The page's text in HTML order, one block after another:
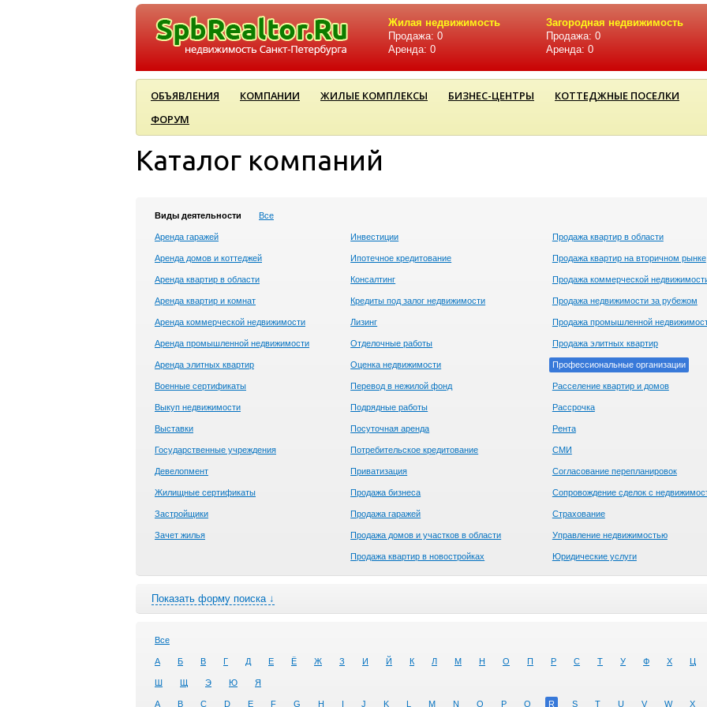
Жилая недвижимость
Продажа: 0
Аренда: 0
Загородная недвижимость
Продажа: 0
Аренда: 0
ОБЪЯВЛЕНИЯ КОМПАНИИ ЖИЛЫЕ КОМПЛЕКСЫ БИЗНЕС-ЦЕНТРЫ
КОТТЕДЖНЫЕ ПОСЕЛКИ
ФОРУМ
Каталог компаний
Виды деятельности Все
Аренда гаражей
Аренда домов и коттеджей
Аренда квартир в области
Аренда квартир и комнат
Аренда коммерческой недвижимости
Аренда промышленной недвижимости
Аренда элитных квартир
Военные сертификаты
Выкуп недвижимости
Выставки
Государственные учреждения
Девелопмент
Жилищные сертификаты
Застройщики
Зачет жилья
Инвестиции
Ипотечное кредитование
Консалтинг
Кредиты под залог недвижимости
Лизинг
Отделочные работы
Оценка недвижимости
Перевод в нежилой фонд
Подрядные работы
Посуточная аренда
Потребительское кредитование
Приватизация
Продажа бизнеса
Продажа гаражей
Продажа домов и участков в области
Продажа квартир в новостройках
Продажа квартир в области
Продажа квартир на вторичном рынке
Продажа коммерческой
Продажа недвижимости за рубежом
Продажа промышленной
Продажа элитных квартир
Профессиональные организации
Расселение квартир и домов
Рассрочка
Рента
СМИ
Согласование перепланировок
Сопровождение сделок с
Страхование
Управление недвижимостью
Юридические услуги
Показать форму поиска ↓
Все
А Б В Г Д Е Ё Ж З И Й К Л М Н О П Р С Т У Ф Х Ц
Ш Щ Э Ю Я
A B C D E F G H I J K L M N O P Q R S T U V W X